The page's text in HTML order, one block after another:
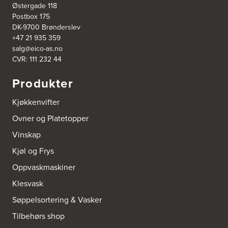
Bergen Kjøkkensenter A/S
Hellevegen 228
5039 Bergen
Tel.:55-395060
Nesjane 7, Vikeså
Tel.:51-454050
Bjerks Trevarefabrikk AS
Torkel Haabeths Vei 47
4325 Sandnes
Tel.:51609590
Nordahl Griegsgt 8
8624 Mo I Rana
Tel.:+47 751 53 000
Østergade 118
Postbox 175
DK-9700 Brønderslev
+47 21 935 359
salg@eico-as.no
CVR: 111 232 44
Produkter
Kjøkkenvifter
Ovner og Platetopper
Vinskap
Kjøl og Frys
Oppvaskmaskiner
Klesvask
Søppelsortering & Vasker
Tilbehørs shop